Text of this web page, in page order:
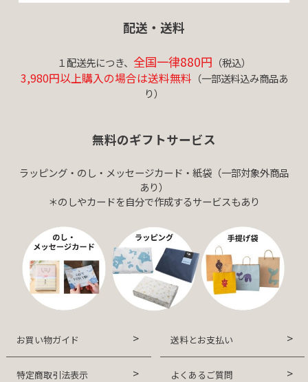
配送・送料
１配送先につき、 全国一律880円 （税込）
3,980円以上購入の場合は送料無料 （一部送料込み商品あ
り）
無料のギフトサービス
ラッピング・のし・メッセージカード・紙袋（一部対象外商品
あり）
＊のしやカードを自分で作成するサービスもあり
お買い物ガイド 送料とお支払い
特定商取引法表示 よくあるご質問